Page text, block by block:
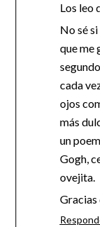
Los leo
No sé
que me
cada
ojos
más
un
Gogh,
ovejita.
Gracias